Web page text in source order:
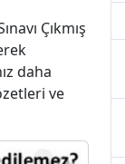
Çıkmış
daha
ve